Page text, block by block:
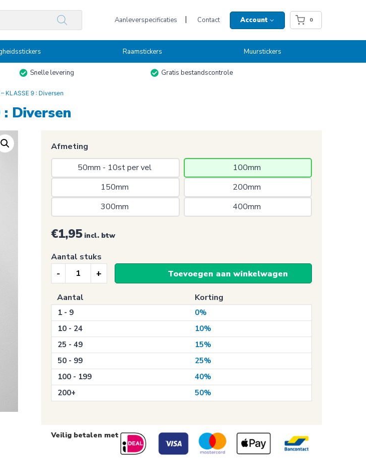
Aanleverspecificaties Contact Account 0
Raamstickers Muurstickers
Snelle levering Gratis bestandscontrole
KLASSE 9 : Diversen
Diversen
Afmeting
50mm - 10st per vel
100mm
150mm
200mm
300mm
400mm
€1,95 incl. btw
Signalisatie
ADR
KLASSE
9
:
Diversen
aantal
Aantal stuks
Toevoegen aan winkelwagen
Aantal Korting
1 - 9
0%
10 - 24
10%
25 - 49
15%
50 - 99
25%
100 - 199
40%
200+
50%
Veilig betalen met